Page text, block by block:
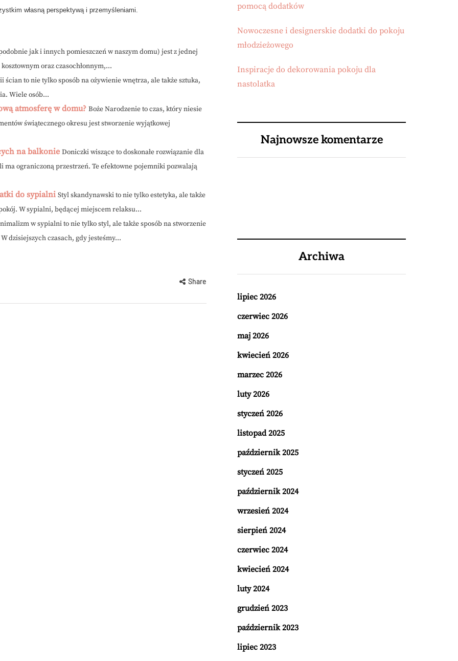
własną perspektywą i przemyśleniami.
jak i innych pomieszczeń w naszym domu) jest z jednej
oraz czasochłonnym,...
ścian to nie tylko sposób na ożywienie wnętrza, ale także sztuka,
Wiele osób...
atmosferę w domu? Boże Narodzenie to czas, który niesie
świątecznego okresu jest stworzenie wyjątkowej
na balkonie Doniczki wiszące to doskonałe rozwiązanie dla
ma ograniczoną przestrzeń. Te efektowne pojemniki pozwalają
do sypialni Styl skandynawski to nie tylko estetyka, ale także
W sypialni, będącej miejscem relaksu...
w sypialni to nie tylko styl, ale także sposób na stworzenie
dzisiejszych czasach, gdy jesteśmy...
Share
pomocą dodatków
Nowoczesne i designerskie dodatki do pokoju
młodzieżowego
Inspiracje do dekorowania pokoju dla
nastolatka
Najnowsze komentarze
Archiwa
lipiec 2026
czerwiec 2026
maj 2026
kwiecień 2026
marzec 2026
luty 2026
styczeń 2026
listopad 2025
październik 2025
styczeń 2025
październik 2024
wrzesień 2024
sierpień 2024
czerwiec 2024
kwiecień 2024
luty 2024
grudzień 2023
październik 2023
lipiec 2023